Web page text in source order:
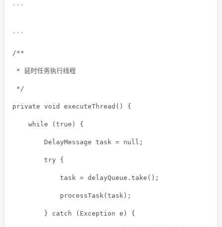
```
```
/**
* 延时任务执行线程
*/
private void executeThread () {
while ( true ) {
DelayMessage task = null ;
try {
task = delayQueue.take();
processTask(task);
} catch (Exception e) {